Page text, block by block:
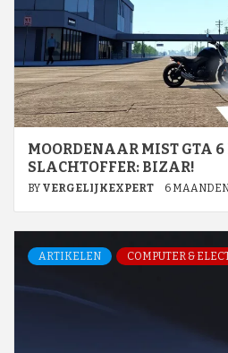
MOORDENAAR MIST GTA
SLACHTOFFER: BIZAR!
BY VERGELIJKEXPERT 6
ARTIKELEN COMPUTER &